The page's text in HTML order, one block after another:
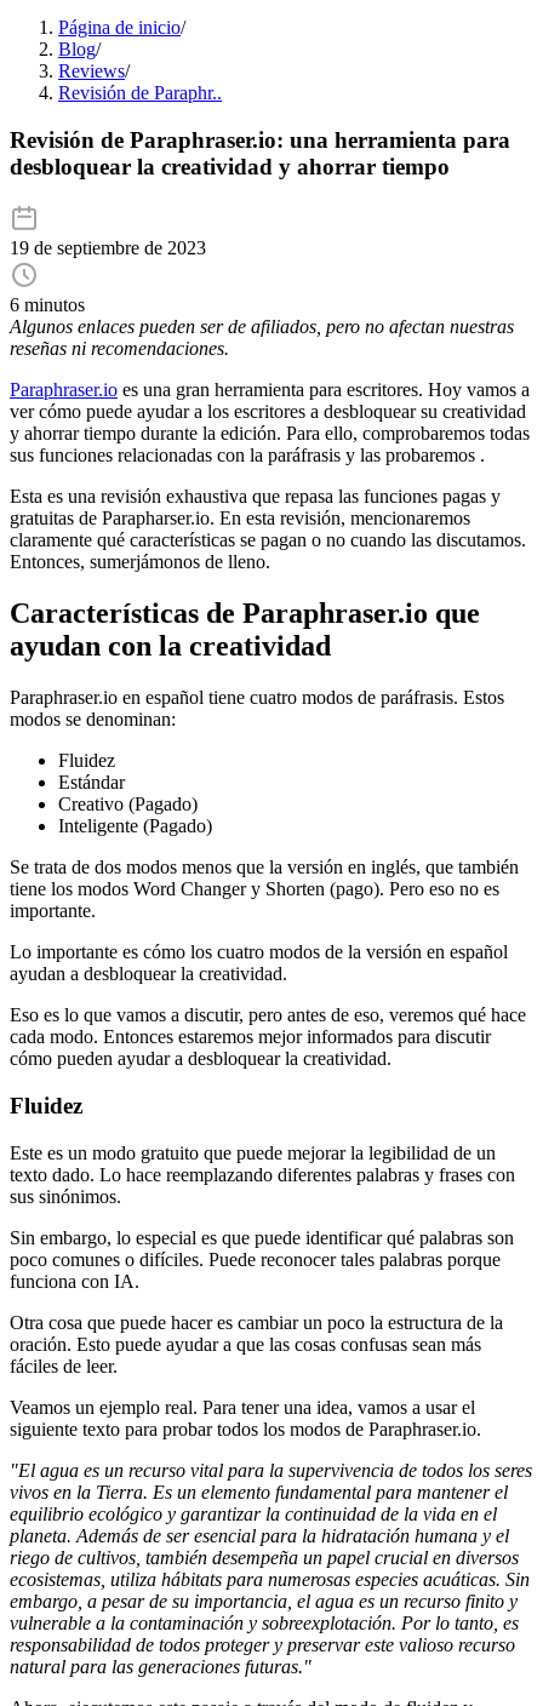
Página de inicio/
Blog/
Reviews/
Revisión de Paraphr..
Revisión de Paraphraser.io: una herramienta para
desbloquear la creatividad y ahorrar tiempo
19 de septiembre de 2023
6 minutos
Algunos enlaces pueden ser de afiliados, pero no afectan nuestras
reseñas ni recomendaciones.
Paraphraser.io es una gran herramienta para escritores. Hoy vamos a
ver cómo puede ayudar a los escritores a desbloquear su creatividad
y ahorrar tiempo durante la edición. Para ello, comprobaremos todas
sus funciones relacionadas con la paráfrasis y las probaremos .
Esta es una revisión exhaustiva que repasa las funciones pagas y
gratuitas de Parapharser.io. En esta revisión, mencionaremos
claramente qué características se pagan o no cuando las discutamos.
Entonces, sumerjámonos de lleno.
Características de Paraphraser.io que
ayudan con la creatividad
Paraphraser.io en español tiene cuatro modos de paráfrasis. Estos
modos se denominan:
Fluidez
Estándar
Creativo (Pagado)
Inteligente (Pagado)
Se trata de dos modos menos que la versión en inglés, que también
tiene los modos Word Changer y Shorten (pago). Pero eso no es
importante.
Lo importante es cómo los cuatro modos de la versión en español
ayudan a desbloquear la creatividad.
Eso es lo que vamos a discutir, pero antes de eso, veremos qué hace
cada modo. Entonces estaremos mejor informados para discutir
cómo pueden ayudar a desbloquear la creatividad.
Fluidez
Este es un modo gratuito que puede mejorar la legibilidad de un
texto dado. Lo hace reemplazando diferentes palabras y frases con
sus sinónimos.
Sin embargo, lo especial es que puede identificar qué palabras son
poco comunes o difíciles. Puede reconocer tales palabras porque
funciona con IA.
Otra cosa que puede hacer es cambiar un poco la estructura de la
oración. Esto puede ayudar a que las cosas confusas sean más
fáciles de leer.
Veamos un ejemplo real. Para tener una idea, vamos a usar el
siguiente texto para probar todos los modos de Paraphraser.io.
"El agua es un recurso vital para la supervivencia de todos los seres
vivos en la Tierra. Es un elemento fundamental para mantener el
equilibrio ecológico y garantizar la continuidad de la vida en el
planeta. Además de ser esencial para la hidratación humana y el
riego de cultivos, también desempeña un papel crucial en diversos
ecosistemas, utiliza hábitats para numerosas especies acuáticas. Sin
embargo, a pesar de su importancia, el agua es un recurso finito y
vulnerable a la contaminación y sobreexplotación. Por lo tanto, es
responsabilidad de todos proteger y preservar este valioso recurso
natural para las generaciones futuras."